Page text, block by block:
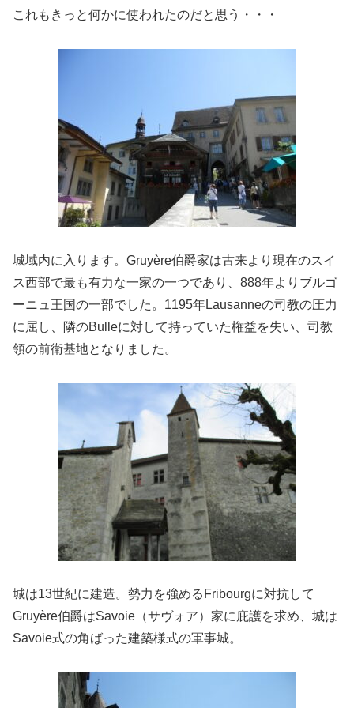
これもきっと何かに使われたのだと思う・・・
城域内に入ります。Gruyère伯爵家は古来より現在のスイ
ス西部で最も有力な一家の一つであり、888年よりブルゴ
ーニュ王国の一部でした。1195年Lausanneの司教の圧力
に屈し、隣のBulleに対して持っていた権益を失い、司教
領の前衛基地となりました。
城は13世紀に建造。勢力を強めるFribourgに対抗して
Gruyère伯爵はSavoie（サヴォア）家に庇護を求め、城は
Savoie式の角ばった建築様式の軍事城。